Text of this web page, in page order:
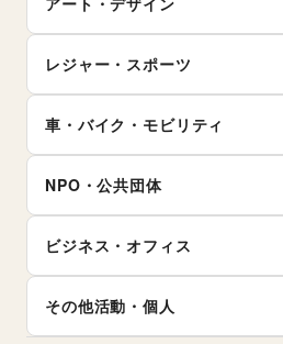
住宅（購入・賃貸）
たばこ
修理・メンテナンス
就職・転職・求人
美容家電
ヘアサロン・ネイルサロン
マッサージ・整体
女性用品・フェムテック
コンタクトレンズ
医療・医薬品
その他美容・健康
スマホアクセサリー
ガジェット
ゲーム
アニメ
コミック・マンガ
アイドル・芸能人
CD・DVD・本・雑誌
Webメディア・アプリ
テレビ・ドラマ
映画
音楽・ライブ
演劇
占い
写真・イラストレーション
立体作品・彫刻
その他アート・デザイン
レジャー・スポーツ
キャンプ・アウトドア
野球
サッカー
バスケットボール
ゴルフ
その他レジャー・スポーツ
車・バイク・モビリティ
バイク・オートバイ
自転車・ロードバイク
マイクロモビリティ
その他車・バイク・モビリティ
NPO・公共団体
外国団体・大使館
募金・寄付
NPO・ボランティア活動
その他NPO・公共団体
ビジネス・オフィス
オフィス家具・OA機器
イベント企画・運営
その他活動・個人